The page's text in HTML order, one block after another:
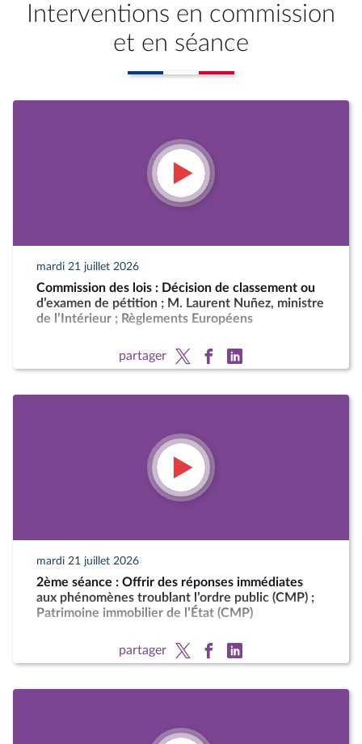
Interventions en commission
et en séance
mardi 21 juillet 2026
Commission des lois : Décision de classement ou
d’examen de pétition ; M. Laurent Nuñez, ministre
de l’Intérieur ; Règlements Européens
partager
mardi 21 juillet 2026
2ème séance : Offrir des réponses immédiates
aux phénomènes troublant l’ordre public (CMP) ;
Patrimoine immobilier de l’État (CMP)
partager